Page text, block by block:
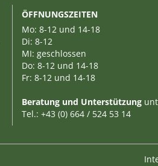
ÖFFNUNGSZEITEN
Mo: 8-12 und 14-18
Di: 8-12
MI: geschlossen
Do: 8-12 und 14-18
Fr: 8-12 und 14-18
Beratung und Unterstützung
Tel.: +43 (0) 664 / 524 53 14